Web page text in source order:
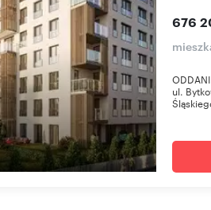
676
ul.